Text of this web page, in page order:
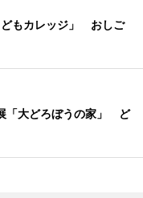
もカレッジ」 おしご
「大どろぼうの家」 ど